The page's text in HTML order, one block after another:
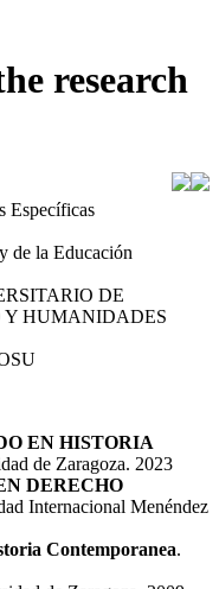
research
Específicas
de la Educación
DE
Y HUMANIDADES
EN HISTORIA
de Zaragoza. 2023
DERECHO
Internacional Menéndez
Contemporanea.